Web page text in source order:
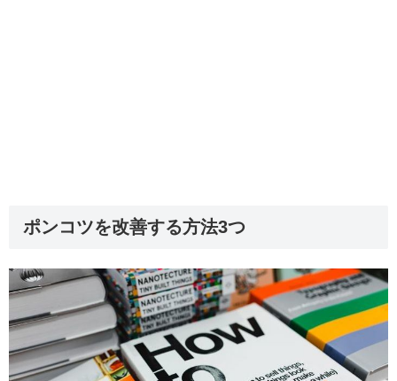
ポンコツを改善する方法3つ